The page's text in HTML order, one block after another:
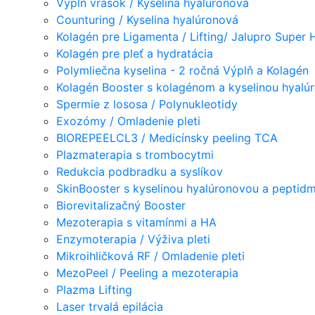
Výplň vrások / Kyselina hyalúronová
Counturing / Kyselina hyalúronová
Kolagén pre Ligamenta / Lifting/ Jalupro Super
Kolagén pre pleť a hydratácia
Polymliečna kyselina - 2 ročná Výplň a Kolagén
Kolagén Booster s kolagénom a kyselinou
Spermie z lososa / Polynukleotidy
Exozómy / Omladenie pleti
BIOREPEELCL3 / Medicínsky peeling TCA
Plazmaterapia s trombocytmi
Redukcia podbradku a syslíkov
SkinBooster s kyselinou hyalúronovou a
Biorevitalizačný Booster
Mezoterapia s vitamínmi a HA
Enzymoterapia / Výživa pleti
Mikroihličková RF / Omladenie pleti
MezoPeel / Peeling a mezoterapia
Plazma Lifting
Laser trvalá epilácia